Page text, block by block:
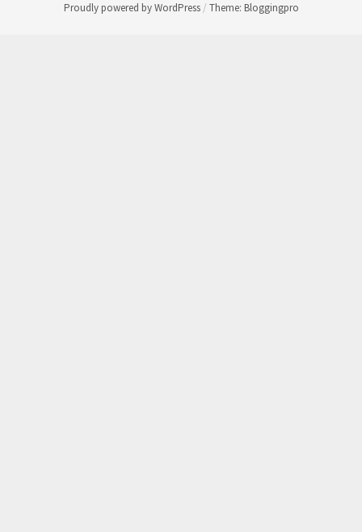
Proudly powered by WordPress / Theme: Bloggingpro